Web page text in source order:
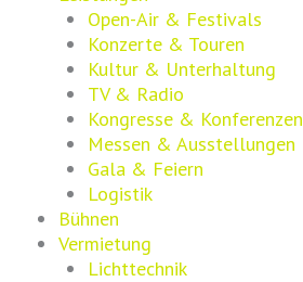
Open-Air & Festivals
Konzerte & Touren
Kultur & Unterhaltung
TV & Radio
Kongresse & Konferenzen
Messen & Ausstellungen
Gala & Feiern
Logistik
Bühnen
Vermietung
Lichttechnik